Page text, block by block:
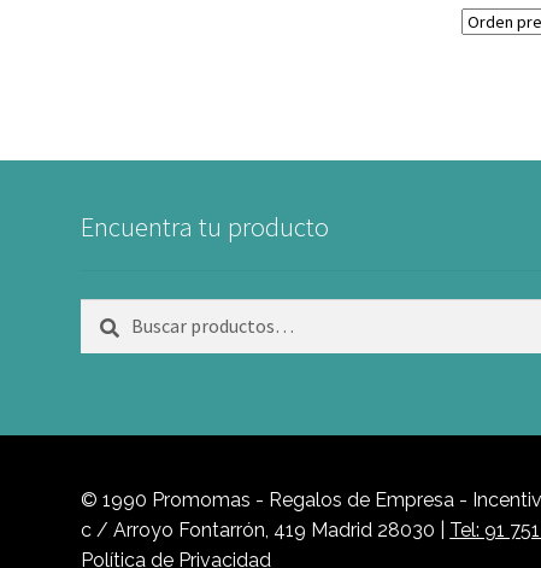
Encuentra tu producto
Buscar
Buscar
© 1990 Promomas - Regalos de Empresa -
c / Arroyo Fontarrón, 419 Madrid 28030 | Tel: 91
Política de Privacidad